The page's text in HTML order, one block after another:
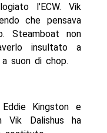
l'ECW. Vik
che pensava
Steamboat non
insultato a
suon di chop.
Kingston e
Vik Dalishus ha